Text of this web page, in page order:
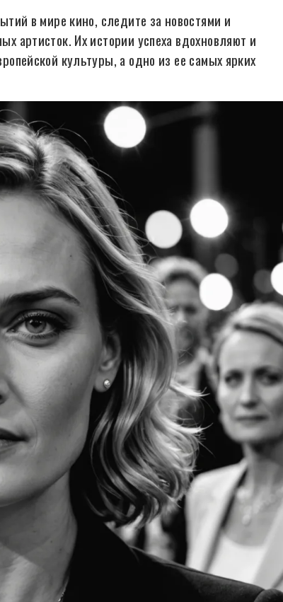
в мире кино, следите за новостями и
артисток. Их истории успеха вдохновляют и
культуры, а одно из ее самых ярких